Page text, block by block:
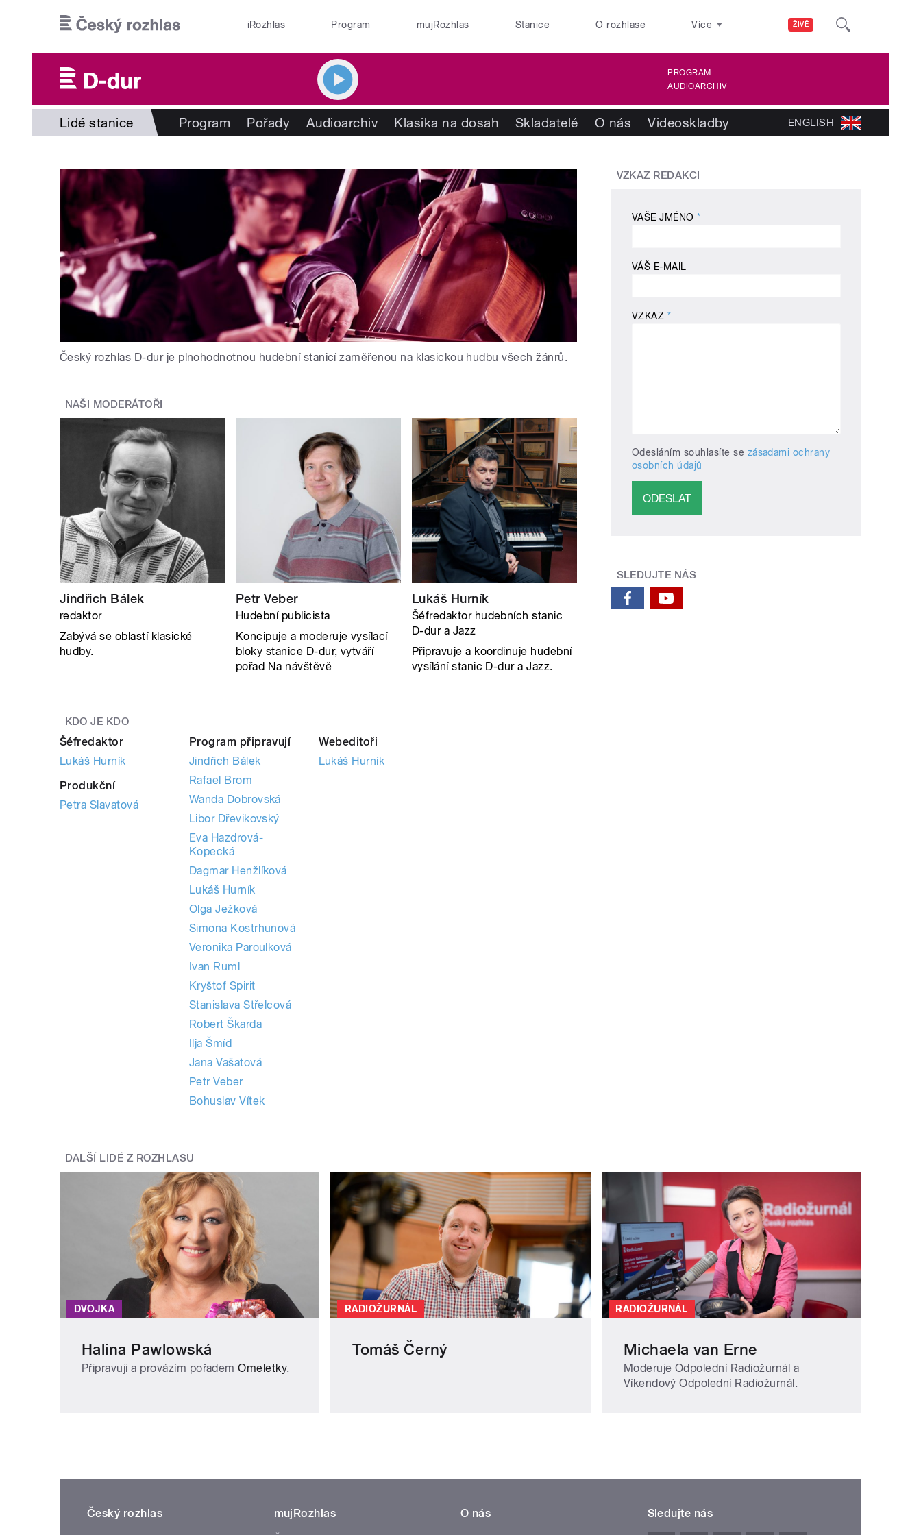
ŽIVĚ
iRozhlas Program mujRozhlas Stanice O rozhlase Více
PROGRAM
AUDIOARCHIV
Lidé stanice Program Pořady Audioarchiv Klasika na dosah Skladatelé O nás Videoskladby ENGLISH
Český rozhlas D-dur je plnohodnotnou hudební stanicí zaměřenou na klasickou hudbu všech žánrů.
NAŠI MODERÁTOŘI
Jindřich Bálek
redaktor
Zabývá se oblastí klasické
hudby.
Petr Veber
Hudební publicista
Koncipuje a moderuje vysílací
bloky stanice D-dur, vytváří
pořad Na návštěvě
Lukáš Hurník
Šéfredaktor hudebních stanic
D-dur a Jazz
Připravuje a koordinuje hudební
vysílání stanic D-dur a Jazz.
KDO JE KDO
Šéfredaktor
Lukáš Hurník
Produkční
Petra Slavatová
Program připravují
Jindřich Bálek
Rafael Brom
Wanda Dobrovská
Libor Dřevikovský
Eva Hazdrová-
Kopecká
Dagmar Henžlíková
Lukáš Hurník
Olga Ježková
Simona Kostrhunová
Veronika Paroulková
Ivan Ruml
Kryštof Spirit
Stanislava Střelcová
Robert Škarda
Ilja Šmíd
Jana Vašatová
Petr Veber
Bohuslav Vítek
Webeditoři
Lukáš Hurník
VZKAZ REDAKCI
VAŠE JMÉNO*
VÁŠ E-MAIL
VZKAZ *
Odesláním souhlasíte se zásadami ochrany
osobních údajů
SLEDUJTE NÁS
DALŠÍ LIDÉ Z ROZHLASU
DVOJKA
Halina Pawlowská
Připravuji a provázím pořademOmeletky.
RADIOŽURNÁL
Tomáš Černý
RADIOŽURNÁL
Michaela van Erne
Moderuje Odpolední Radiožurnál a
Víkendový Odpolední Radiožurnál.
Český rozhlas
mujRozhlas
O nás
Sledujte nás